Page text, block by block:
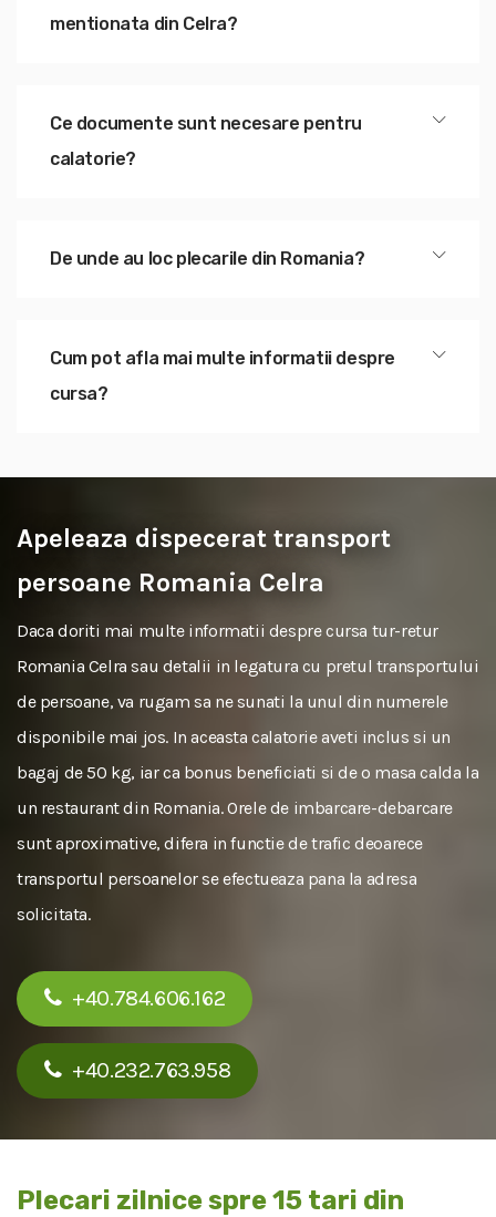
mentionata din Celra?
Ce documente sunt necesare pentru
calatorie?
De unde au loc plecarile din Romania?
Cum pot afla mai multe informatii despre
cursa?
Apeleaza dispecerat transport
persoane Romania Celra
Daca doriti mai multe informatii despre cursa tur-retur
Romania Celra sau detalii in legatura cu pretul transportului
de persoane, va rugam sa ne sunati la unul din numerele
disponibile mai jos. In aceasta calatorie aveti inclus si un
bagaj de 50 kg, iar ca bonus beneficiati si de o masa calda la
un restaurant din Romania. Orele de imbarcare-debarcare
sunt aproximative, difera in functie de trafic deoarece
transportul persoanelor se efectueaza pana la adresa
solicitata.
+40.784.606.162
+40.232.763.958
Plecari zilnice spre 15 tari din